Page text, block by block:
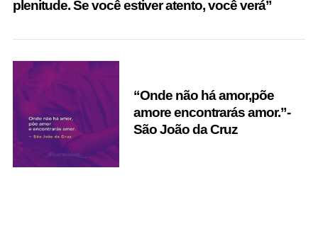
plenitude. Se você estiver atento, você verá”
“Onde não há amor,põe
amore encontrarás amor.”-
São João da Cruz